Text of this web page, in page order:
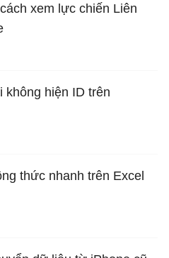
xem lực chiến Liên
không hiện ID trên
thức nhanh trên Excel